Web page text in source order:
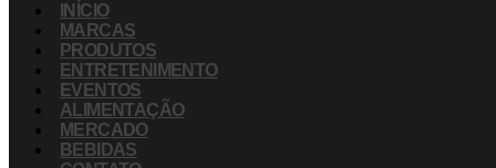
INÍCIO
MARCAS
PRODUTOS
ENTRETENIMENTO
EVENTOS
ALIMENTAÇÃO
MERCADO
BEBIDAS